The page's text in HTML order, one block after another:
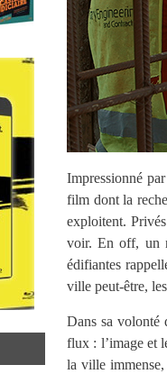
Impressionné
film dont la
exploitent.
voir. En off, un
édifiantes
ville peut-être,
Dans sa volonté
flux : l’image et
la ville